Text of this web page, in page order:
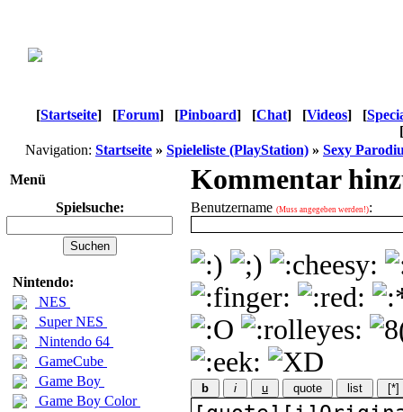
[Startseite] [Forum] [Pinboard] [Chat] [Videos] [
[
Navigation: Startseite » Spieleliste (PlayStation) » Sexy
Menü
Kommentar
Spielsuche:
Nintendo:
NES
Super NES
Nintendo 64
GameCube
Game Boy
Game Boy Color
Benutzername (Muss angegeben werden!):
b i u quote list [*]